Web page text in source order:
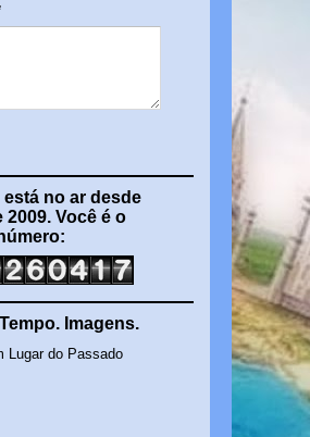
está no ar desde
2009. Você é o
Imagens.
Lugar do Passado